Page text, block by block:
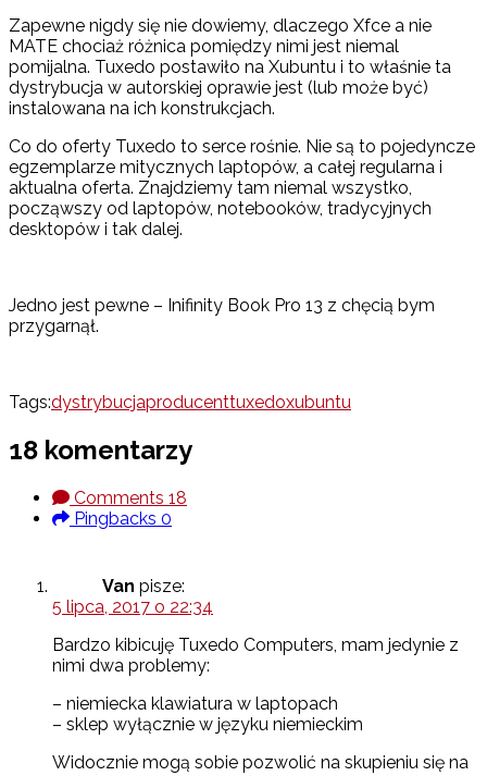
Zapewne nigdy się nie dowiemy, dlaczego Xfce a nie
MATE chociaż różnica pomiędzy nimi jest niemal
pomijalna. Tuxedo postawiło na Xubuntu i to właśnie ta
dystrybucja w autorskiej oprawie jest (lub może być)
instalowana na ich konstrukcjach.
Co do oferty Tuxedo to serce rośnie. Nie są to pojedyncze
egzemplarze mitycznych laptopów, a całej regularna i
aktualna oferta. Znajdziemy tam niemal wszystko,
począwszy od laptopów, notebooków, tradycyjnych
desktopów i tak dalej.
Jedno jest pewne – Inifinity Book Pro 13 z chęcią bym
przygarnął.
Tags:dystrybucjaproducenttuxedoxubuntu
18 komentarzy
Comments 18
Pingbacks 0
Van pisze:
5 lipca, 2017 o 22:34
Bardzo kibicuję Tuxedo Computers, mam jedynie z
nimi dwa problemy:
– niemiecka klawiatura w laptopach
– sklep wyłącznie w języku niemieckim
Widocznie mogą sobie pozwolić na skupieniu się na